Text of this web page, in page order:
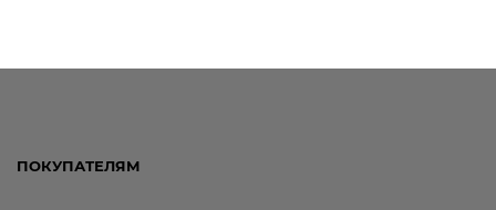
ПОКУПАТЕЛЯМ